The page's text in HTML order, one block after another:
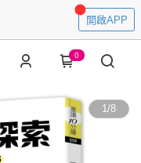
開啟APP
0
1/8